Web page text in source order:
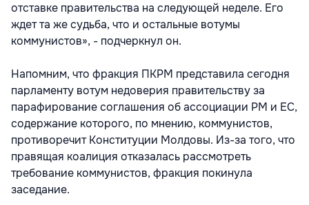
отставке правительства на следующей неделе. Его
ждет та же судьба, что и остальные вотумы
коммунистов», - подчеркнул он.
Напомним, что фракция ПКРМ представила сегодня
парламенту вотум недоверия правительству за
парафирование соглашения об ассоциации РМ и ЕС,
содержание которого, по мнению, коммунистов,
противоречит Конституции Молдовы. Из-за того, что
правящая коалиция отказалась рассмотреть
требование коммунистов, фракция покинула
заседание.